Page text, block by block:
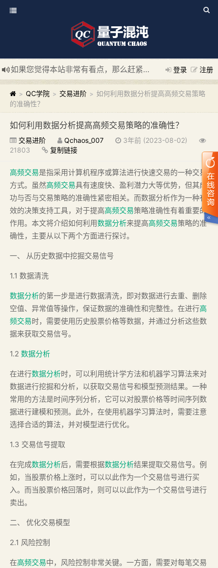
登录 注册
如果您觉得本站非常有看点，那么赶紧使用Ctrl+D 收藏我们吧
新添加量子混沌系统板块，欢迎大家访问！
---“量子混沌系
> QC学院 > 交易进阶 > 如何利用数据分析提高高频交易策略
的准确性？
如何利用数据分析提高高频交易策略的准确性？
交易进阶 Qchaos_007
3年前 (2023-08-02)
21803
复制链接
高频交易是指采用计算机程序或算法进行快速交易的一种交易
方式。虽然高频交易具有速度快、盈利潜力大等优势，但其成
功与否与交易策略的准确性紧密相关。而数据分析作为一种有
效的决策支持工具，对于提高高频交易策略准确性有着重要的
作用。本文将介绍如何利用数据分析来提高高频交易策略的准
确性，主要从以下两个方面进行探讨。
一、 从历史数据中挖掘交易信号
1.1 数据清洗
数据分析的第一步是进行数据清洗，即对数据进行去重、删除
空值、异常值等操作，保证数据的准确性和完整性。在进行高
频交易时，需要使用历史股票价格等数据，并通过分析这些数
据来获取交易信号。
1.2 数据分析
在进行数据分析时，可以利用统计学方法和机器学习算法来对
数据进行挖掘和分析，以获取交易信号和模型预测结果。一种
常用的方法是时间序列分析，它可以对股票价格等时间序列数
据进行建模和预测。此外，在使用机器学习算法时，需要注意
选择合适的算法，并对模型进行优化。
1.3 交易信号提取
在完成数据分析后，需要根据数据分析结果提取交易信号。例
如，当股票价格上涨时，可以以此作为一个交易信号进行买
入。而当股票价格回落时，则可以以此作为一个交易信号进行
卖出。
二、 优化交易模型
2.1 风险控制
在高频交易中，风险控制非常关键。一方面，需要对每笔交易